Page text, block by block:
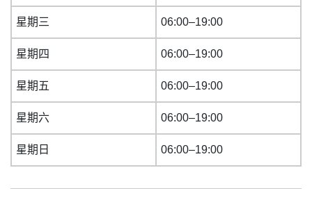
星期三 06:00–19:00
星期四 06:00–19:00
星期五 06:00–19:00
星期六 06:00–19:00
星期日 06:00–19:00